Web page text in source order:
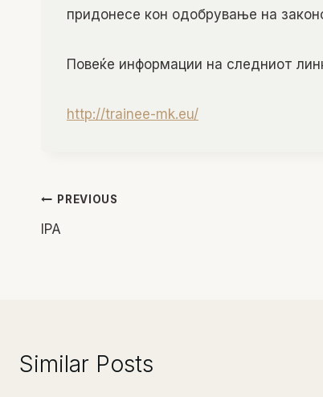
придонесе кон одобрување на
Повеќе информации на следниот
http://trainee-mk.eu/
Навигација
на
PREVIOUS
IPA
Similar Posts